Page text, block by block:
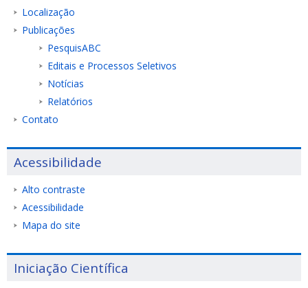
Localização
Publicações
PesquisABC
Editais e Processos Seletivos
Notícias
Relatórios
Contato
Acessibilidade
Alto contraste
Acessibilidade
Mapa do site
Iniciação Científica